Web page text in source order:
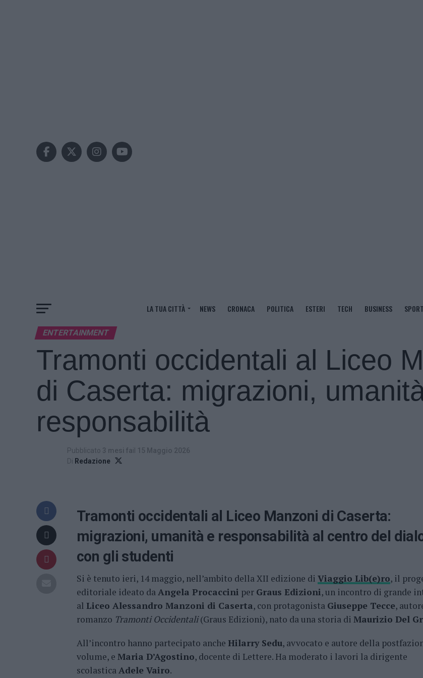
LA TUA CITTÀ NEWS CRONACA POLITICA ESTERI TECH BUSINESS
ENTERTAINMENT
Tramonti occidentali al Liceo
di Caserta: migrazioni,
responsabilità
Pubblicato 3 mesi fail
15 Maggio 2026
Di Redazione
Tramonti occidentali al Liceo Manzoni di Caserta:
migrazioni, umanità e responsabilità al centro del
con gli studenti
Si è tenuto ieri, 14 maggio, nell’ambito della XII edizione di Viaggio Lib(e)ro, il
editoriale ideato daAngela Procaccini per Graus Edizioni, un incontro di grande
al Liceo Alessandro Manzoni di Caserta, con protagonista Giuseppe Tecce,
romanzo Tramonti Occidentali(Graus Edizioni), nato da una storia di Maurizio Del
All’incontro hanno partecipato anche Hilarry Sedu, avvocato e autore della
volume, e Maria D’Agostino, docente di Lettere. Ha moderato i lavori la dirigente
scolasticaAdele Vairo.